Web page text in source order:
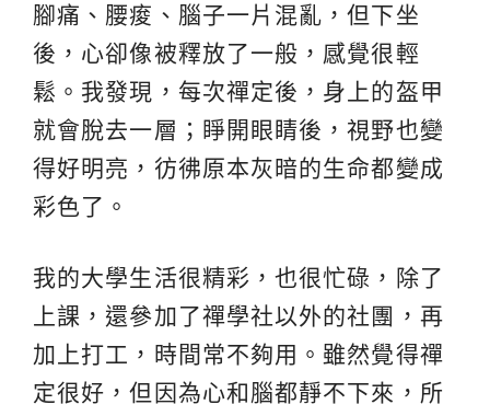
腳痛、腰痠、腦子一片混亂，但下坐
後，心卻像被釋放了一般，感覺很輕
鬆。我發現，每次禪定後，身上的盔甲
就會脫去一層；睜開眼睛後，視野也變
得好明亮，彷彿原本灰暗的生命都變成
彩色了。
我的大學生活很精彩，也很忙碌，除了
上課，還參加了禪學社以外的社團，再
加上打工，時間常不夠用。雖然覺得禪
定很好，但因為心和腦都靜不下來，所